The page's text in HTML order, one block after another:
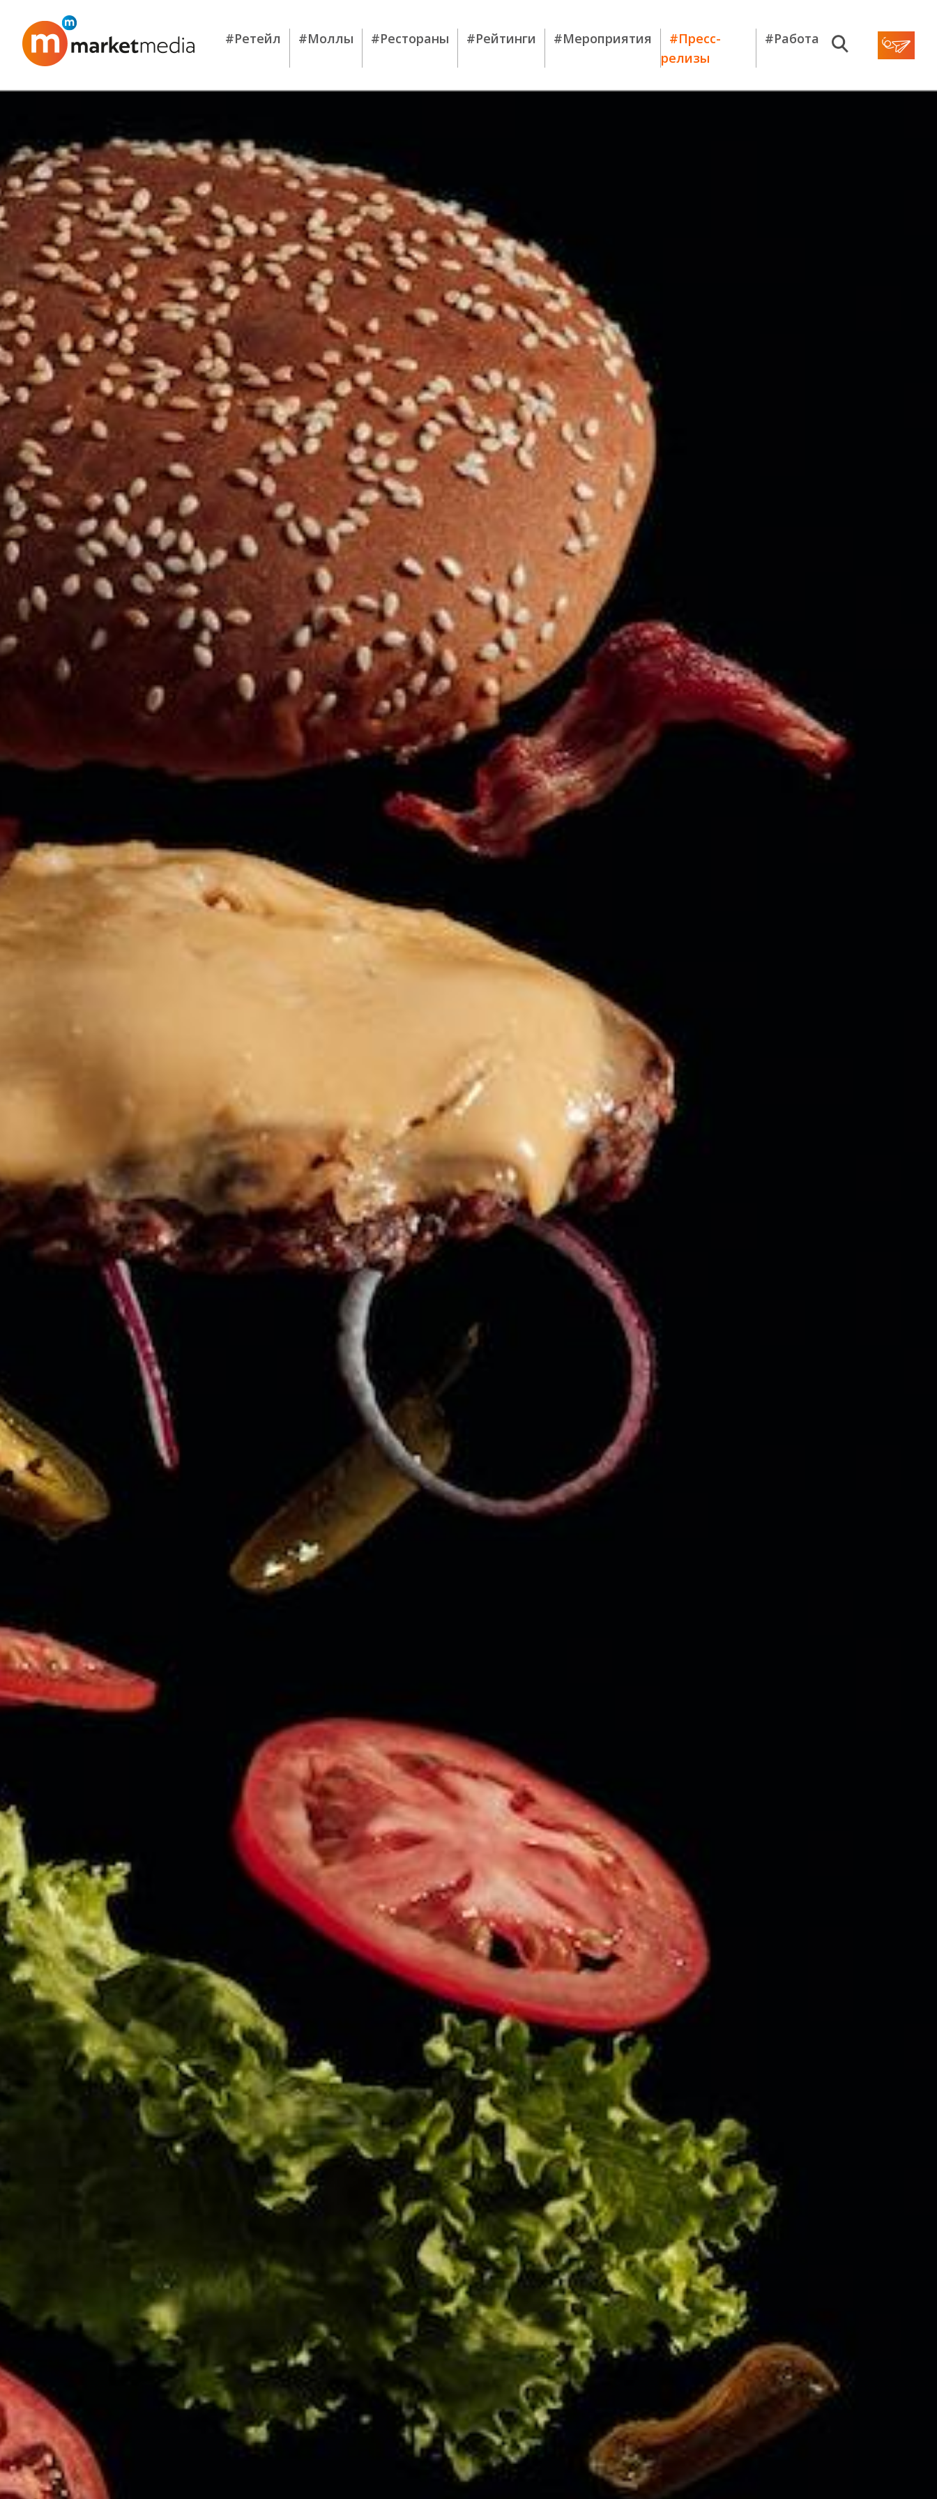
#Ретейл #Моллы #Рестораны #Рейтинги #Мероприятия
#Пресс-
релизы
#Работа